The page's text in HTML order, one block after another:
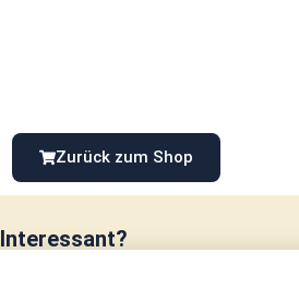
Zurück zum Shop